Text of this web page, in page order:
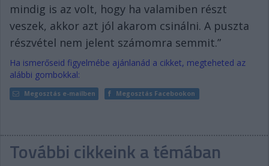
mindig is az volt, hogy ha valamiben részt
veszek, akkor azt jól akarom csinálni. A puszta
részvétel nem jelent számomra semmit.”
Ha ismerőseid figyelmébe ajánlanád a cikket, megteheted az
alábbi gombokkal:
Megosztás e-mailben Megosztás Facebookon
További cikkeink a témában